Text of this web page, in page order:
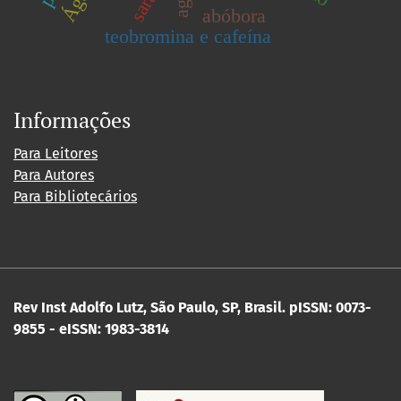
teobromina e cafeína
abóbora
Informações
Para Leitores
Para Autores
Para Bibliotecários
Rev Inst Adolfo Lutz, São Paulo, SP, Brasil. pISSN: 0073-
9855 - eISSN: 1983-3814